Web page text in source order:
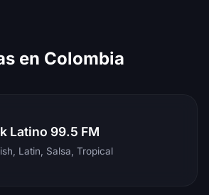
en Colombia
Latino 99.5 FM
Latin, Salsa, Tropical